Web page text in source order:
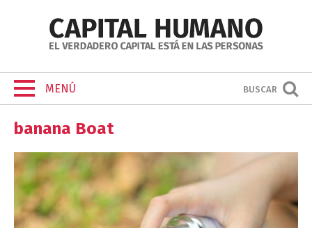
MENÚ BUSCAR
banana Boat